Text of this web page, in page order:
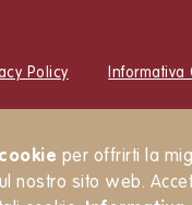
cookie per offrirti la
nostro sito web.
Policy Informativa
Newsletter